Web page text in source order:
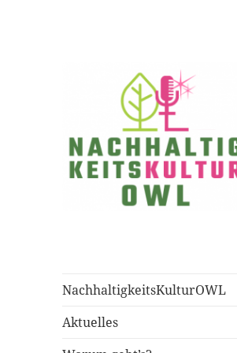
NachhaltigkeitsKulturOWL
Aktuelles